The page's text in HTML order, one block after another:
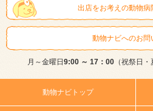
出店をお考えの動物病
動物ナビへのお問
月～金曜日 9:00 ～ 17：00（祝祭日・
動物ナビトップ